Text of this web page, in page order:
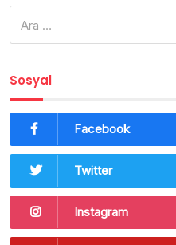
Sosyal
Facebook
Twitter
Instagram